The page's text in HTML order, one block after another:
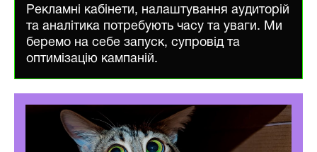
Рекламні кабінети, налаштування аудиторій
та аналітика потребують часу та уваги. Ми
беремо на себе запуск, супровід та
оптимізацію кампаній.